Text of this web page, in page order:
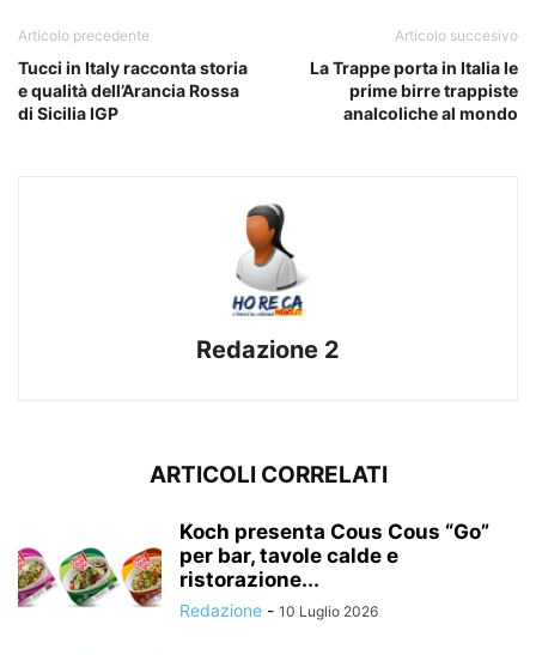
Articolo precedente
Tucci in Italy racconta storia
e qualità dell’Arancia Rossa
di Sicilia IGP
Articolo succesivo
La Trappe porta in Italia le
prime birre trappiste
analcoliche al mondo
Redazione 2
ARTICOLI CORRELATI
Koch presenta Cous Cous “Go”
per bar, tavole calde e
ristorazione...
Redazione - 10 Luglio 2026